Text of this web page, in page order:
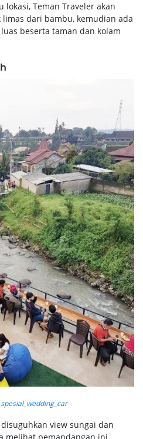
Teman Traveler akan
dari bambu, kemudian ada
beserta taman dan kolam
view sungai dan